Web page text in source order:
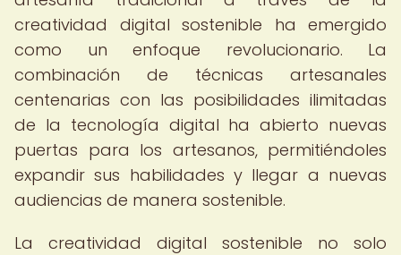
creatividad digital sostenible ha emergido
como un enfoque revolucionario. La
combinación de técnicas artesanales
centenarias con las posibilidades ilimitadas
de la tecnología digital ha abierto nuevas
puertas para los artesanos, permitiéndoles
expandir sus habilidades y llegar a nuevas
audiencias de manera sostenible.
La creatividad digital sostenible no solo